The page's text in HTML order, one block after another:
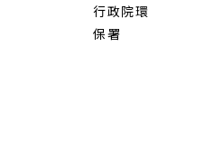
行政院環
保署